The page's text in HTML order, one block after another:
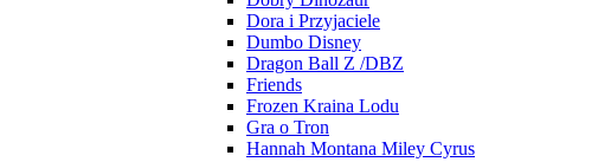
Dora i Przyjaciele
Dumbo Disney
Dragon Ball Z /DBZ
Friends
Frozen Kraina Lodu
Gra o Tron
Hannah Montana Miley Cyrus